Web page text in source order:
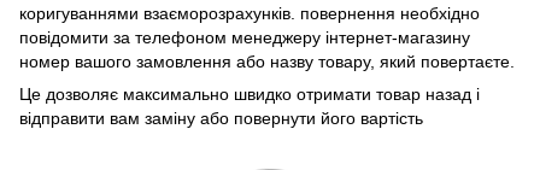
коригуваннями взаєморозрахунків. повернення необхідно
повідомити за телефоном менеджеру інтернет-магазину
номер вашого замовлення або назву товару, який повертаєте.
Це дозволяє максимально швидко отримати товар назад і
відправити вам заміну або повернути його вартість